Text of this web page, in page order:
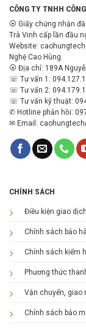
CÔNG TY TNHH
⦿ Giấy chứng nhận
Trà Vinh cấp lần đầu
Website:
Nghệ Cao Hùng.
⦿ Địa chỉ: 189A
☏ Tư vấn 1:
☏ Tư vấn 2:
☏ Tư vấn kỹ thuật:
✆ Hotline phản hồi:
✉ Email:
CHÍNH SÁCH
Điều kiện giao
Chính sách bảo
Chính sách kiểm
Phương thức
Vận chuyển, giao
Chính sách bảo